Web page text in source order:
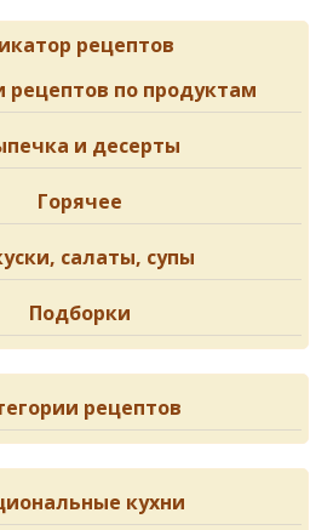
рецептов
рецептов по продуктам
и десерты
Горячее
салаты, супы
Подборки
рецептов
кухни